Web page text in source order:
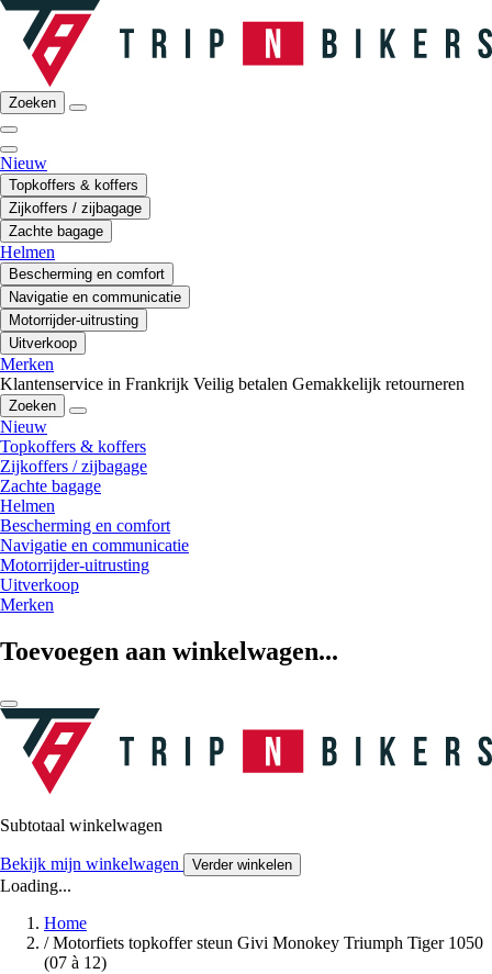
Zoeken
Nieuw
Topkoffers & koffers
Zijkoffers / zijbagage
Zachte bagage
Helmen
Bescherming en comfort
Navigatie en communicatie
Motorrijder-uitrusting
Uitverkoop
Merken
Klantenservice in Frankrijk Veilig betalen Gemakkelijk retourneren
Zoeken
Nieuw
Topkoffers & koffers
Zijkoffers / zijbagage
Zachte bagage
Helmen
Bescherming en comfort
Navigatie en communicatie
Motorrijder-uitrusting
Uitverkoop
Merken
Toevoegen aan winkelwagen...
Subtotaal winkelwagen
Bekijk mijn winkelwagen Verder winkelen
Loading...
Home
/ Motorfiets topkoffer steun Givi Monokey Triumph Tiger 1050
(07 à 12)